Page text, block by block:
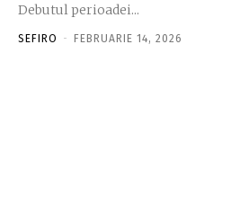
Debutul perioadei...
SEFIRO - FEBRUARIE 14, 2026